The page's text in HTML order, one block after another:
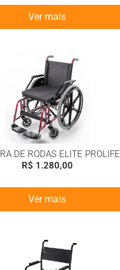
Ver mais
DE RODAS ELITE PROLIFE
R$ 1.280,00
Ver mais